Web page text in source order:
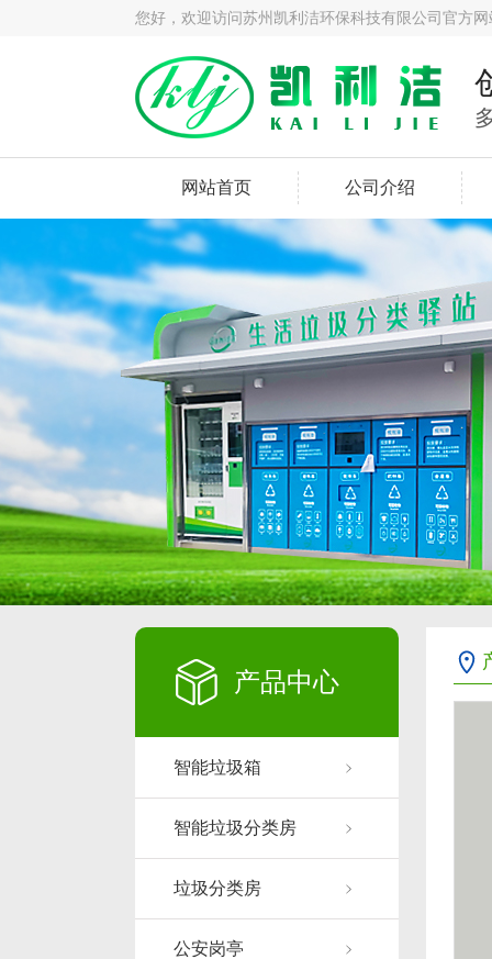
您好，欢迎访问苏州凯利洁环保科技有限公司官方网
网站首页 公司介绍
产品中心
智能垃圾箱
智能垃圾分类房
垃圾分类房
公安岗亭